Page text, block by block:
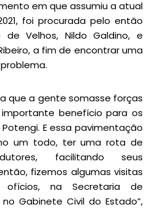
em que assumiu a atual
foi procurada pelo então
Velhos, Nildo Galdino, e
a fim de encontrar uma
que a gente somasse forças
benefício para os
E essa pavimentação
um todo, ter uma rota de
facilitando seus
fizemos algumas visitas
na Secretaria de
Gabinete Civil do Estado”,